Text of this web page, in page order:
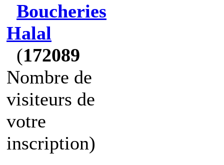
Boucheries
Halal
(172089
Nombre de
visiteurs de
votre
inscription)